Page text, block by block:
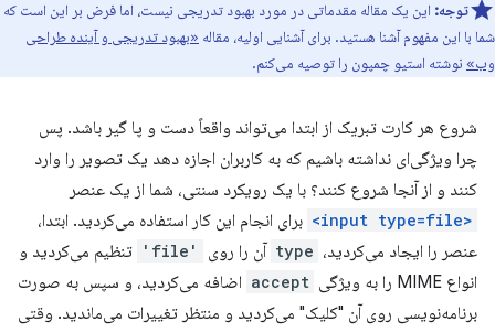
توجه: این یک مقاله مقدماتی در مورد بهبود تدریجی نیست، اما فرض بر این است که
شما با این مفهوم آشنا هستید. برای آشنایی اولیه، مقاله «بهبود تدریجی و آینده طراحی
وب» نوشته استیو چمپون را توصیه می‌کنم.
شروع هر کارت تبریک از ابتدا می‌تواند واقعاً دست و پا گیر باشد. پس
چرا ویژگی‌ای نداشته باشیم که به کاربران اجازه دهد یک تصویر را وارد
کنند و از آنجا شروع کنند؟ با یک رویکرد سنتی، شما از یک عنصر
<input type=file>
برای انجام این کار استفاده می‌کردید. ابتدا،
عنصر را ایجاد می‌کردید، type آن را روی 'file'
تنظیم می‌کردید و
انواع MIME را به ویژگی
accept اضافه می‌کردید، و سپس به صورت
برنامه‌نویسی روی آن "کلیک" می‌کردید و منتظر تغییرات می‌ماندید. وقتی